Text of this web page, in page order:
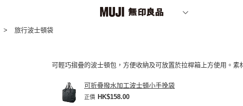
旅行波士頓袋
可輕巧摺疊的波士頓包，方便收納及可放置於拉桿箱上方使用。素
可折疊撥水加工波士頓小手挽袋
正價 HK$158.00